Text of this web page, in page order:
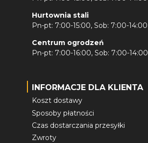
Hurtownia stali
Pn-pt: 7:00-15:00, Sob: 7:00-14:00
Centrum ogrodzeń
Pn-pt: 7:00-16:00, Sob: 7:00-14:00
INFORMACJE DLA KLIENTA
Koszt dostawy
Sposoby płatności
Czas dostarczania przesyłki
Zwroty